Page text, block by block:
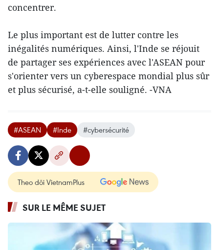
concentrer.
Le plus important est de lutter contre les
inégalités numériques. Ainsi, l'Inde se réjouit
de partager ses expériences avec l'ASEAN pour
s'orienter vers un cyberespace mondial plus sûr
et plus sécurisé, a-t-elle souligné. -VNA
#ASEAN #Inde #cybersécurité
Theo dõi VietnamPlus
SUR LE MÊME SUJET